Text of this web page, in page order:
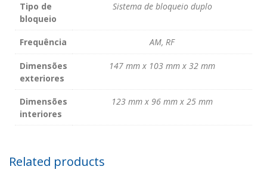
Tipo de
bloqueio
Sistema de bloqueio duplo
Frequência AM, RF
Dimensões
exteriores
147 mm x 103 mm x 32 mm
Dimensões
interiores
123 mm x 96 mm x 25 mm
Related products